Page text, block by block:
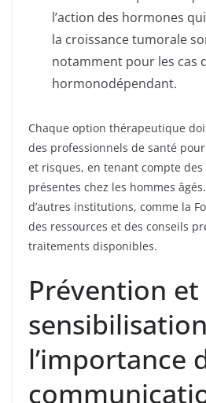
l’action des hormones
la croissance tumorale
notamment pour les cas
hormonodépendant.
Chaque option thérapeutique
des professionnels de santé
et risques, en tenant compte
présentes chez les hommes
d’autres institutions, comme la
des ressources et des conseils
traitements disponibles.
Prévention et
l’importance